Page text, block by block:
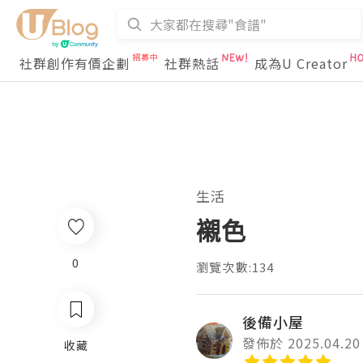
社群創作有價企劃 社群熱話 成為U Creator
生活
襯色
瀏覽次數:134
後備小屋
發佈於 2025.04.20
0
收藏